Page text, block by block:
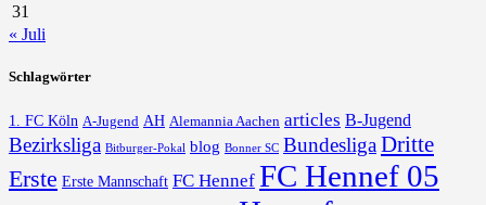
31
« Juli
Schlagwörter
1. FC Köln A-Jugend AH Alemannia Aachen articles B-Jugend
Bezirksliga Bitburger-Pokal blog Bonner SC Bundesliga Dritte
Erste Erste Mannschaft FC Hennef FC Hennef 05